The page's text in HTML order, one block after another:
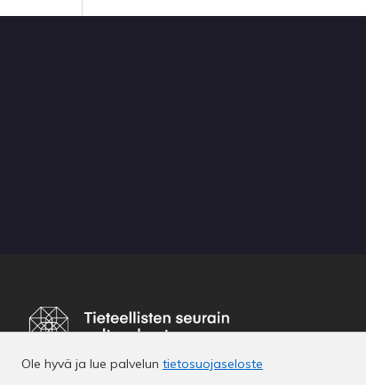
Ole hyvä ja lue palvelun tietosuojaseloste